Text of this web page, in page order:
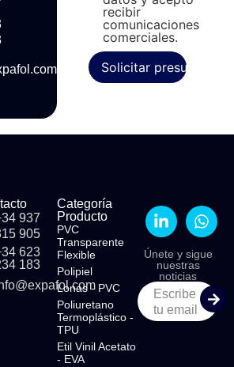
recibir
comunicaciones
comerciales.
Solicitar presupuesto
937
905
623
183
Categoría
Producto
PVC
Transparente
Flexible​
Polipiel​
Lonas - PVC​
Poliuretano
Termoplástico -
TPU​
Etil Vinil Acetato
- EVA​
Únete y sigue
nuestras
noticias
Escribe
tu email